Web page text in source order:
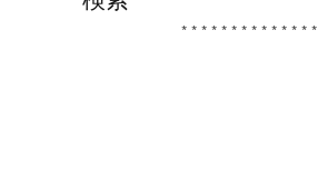
* * * * * * * * * * * * * *